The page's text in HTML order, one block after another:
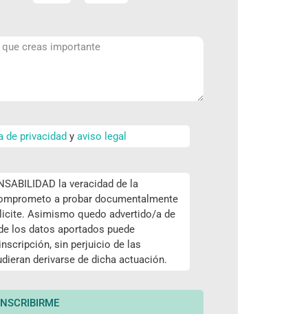
de privacidad y aviso legal
la veracidad de la
a probar documentalmente
Asimismo quedo advertido/a de
los datos aportados puede
sin perjuicio de las
derivarse de dicha actuación.